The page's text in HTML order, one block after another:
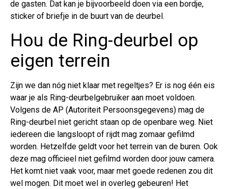
de gasten. Dat kan je bijvoorbeeld doen via een bordje,
sticker of briefje in de buurt van de deurbel.
Hou de Ring-deurbel op
eigen terrein
Zijn we dan nóg niet klaar met regeltjes? Er is nog één eis
waar je als Ring-deurbelgebruiker aan moet voldoen.
Volgens de AP (Autoriteit Persoonsgegevens) mag de
Ring-deurbel niet gericht staan op de openbare weg. Niet
iedereen die langsloopt of rijdt mag zomaar gefilmd
worden. Hetzelfde geldt voor het terrein van de buren. Ook
deze mag officieel niet gefilmd worden door jouw camera.
Het komt niet vaak voor, maar met goede redenen zou dit
wel mogen. Dit moet wel in overleg gebeuren! Het